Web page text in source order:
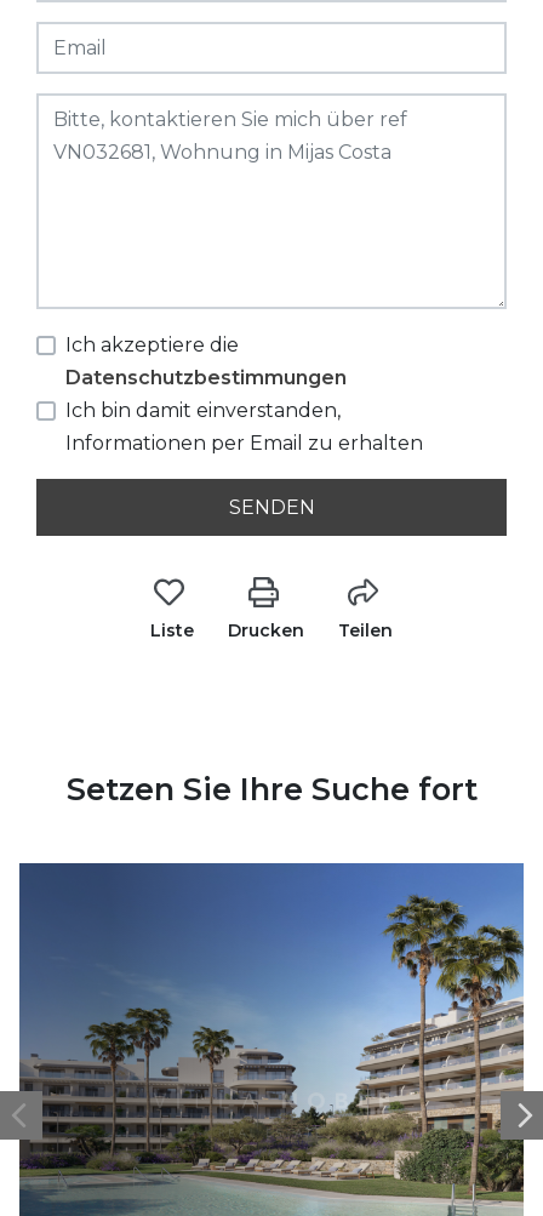
Ich akzeptiere die
Datenschutzbestimmungen
Ich bin damit einverstanden,
Informationen per Email zu erhalten
SENDEN
Liste Drucken Teilen
Setzen Sie Ihre Suche fort